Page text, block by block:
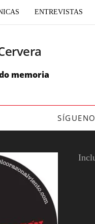
ENTREVISTAS
memoria